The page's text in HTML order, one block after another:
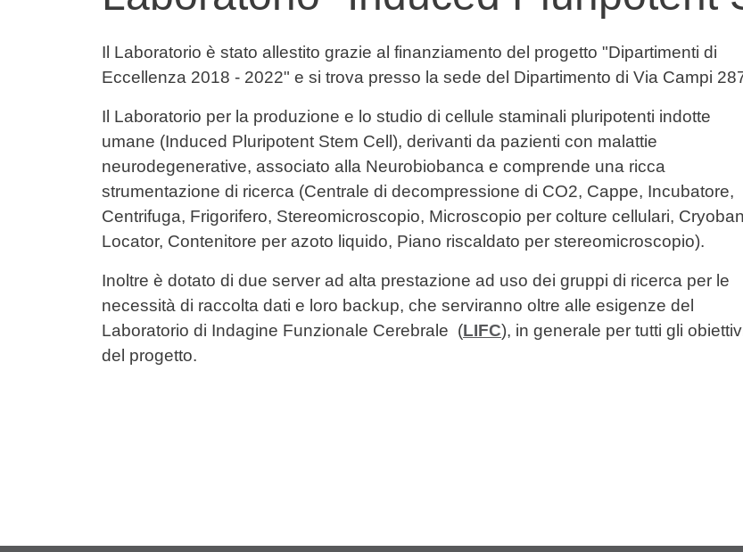
Contenuto
Il Laboratorio è stato allestito grazie al finanziamento del progetto "Dipartimenti di
Eccellenza 2018 - 2022" e si trova presso la sede del Dipartimento di Via Campi
Il Laboratorio per la produzione e lo studio di cellule staminali pluripotenti indotte
umane (Induced Pluripotent Stem Cell), derivanti da pazienti con malattie
neurodegenerative, associato alla Neurobiobanca e comprende una ricca
strumentazione di ricerca (Centrale di decompressione di CO2, Cappe, Incubatore,
Centrifuga, Frigorifero, Stereomicroscopio, Microscopio per colture cellulari,
Locator, Contenitore per azoto liquido, Piano riscaldato per stereomicroscopio).
Inoltre è dotato di due server ad alta prestazione ad uso dei gruppi di ricerca per le
necessità di raccolta dati e loro backup, che serviranno oltre alle esigenze del
Laboratorio di Indagine Funzionale Cerebrale (LIFC), in generale per tutti gli
del progetto.